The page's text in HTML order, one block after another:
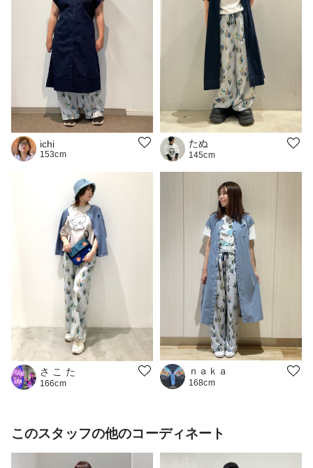
ichi
153cm
たぬ
145cm
さ こ た
166cm
ｎａｋａ
168cm
このスタッフの他のコーディネート